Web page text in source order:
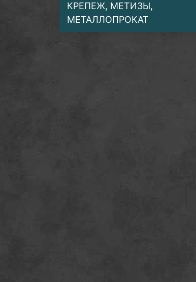
КРЕПЕЖ, МЕТИЗЫ,
МЕТАЛЛОПРОКАТ